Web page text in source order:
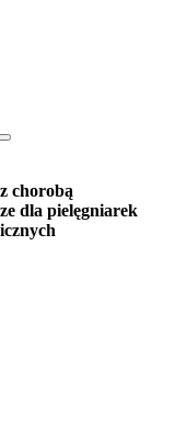
chorobą
dla pielęgniarek